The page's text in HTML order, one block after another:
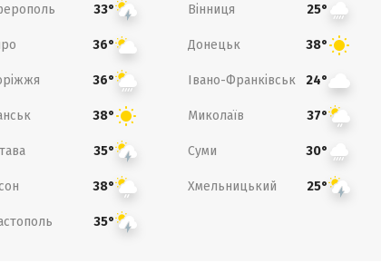
33° Вінниця 25°
36° Донецьк 38°
36° Івано-Франківськ 24°
38° Миколаїв 37°
35° Суми 30°
38° Хмельницький 25°
35°